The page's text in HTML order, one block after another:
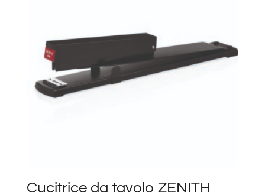
Cucitrice da tavolo ZENITH